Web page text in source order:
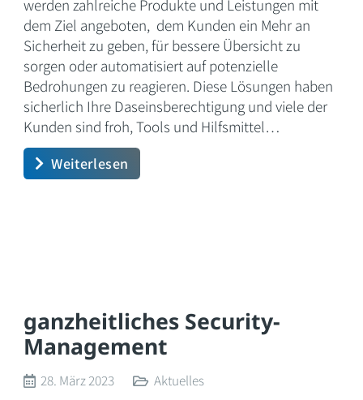
werden zahlreiche Produkte und Leistungen mit
dem Ziel angeboten, dem Kunden ein Mehr an
Sicherheit zu geben, für bessere Übersicht zu
sorgen oder automatisiert auf potenzielle
Bedrohungen zu reagieren. Diese Lösungen haben
sicherlich Ihre Daseinsberechtigung und viele der
Kunden sind froh, Tools und Hilfsmittel…
Weiterlesen
ganzheitliches Security-
Management
28. März 2023 Aktuelles